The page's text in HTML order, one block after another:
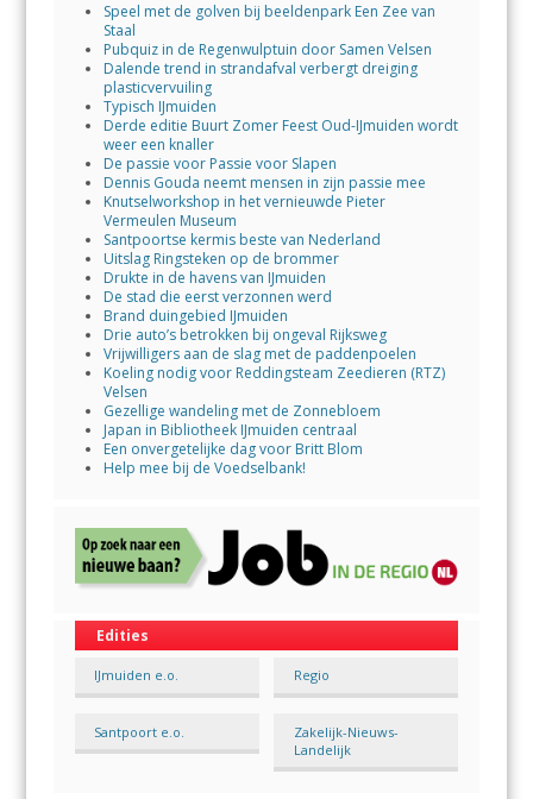
Speel met de golven bij beeldenpark Een Zee van
Staal
Pubquiz in de Regenwulptuin door Samen Velsen
Dalende trend in strandafval verbergt dreiging
plasticvervuiling
Typisch IJmuiden
Derde editie Buurt Zomer Feest Oud-IJmuiden wordt
weer een knaller
De passie voor Passie voor Slapen
Dennis Gouda neemt mensen in zijn passie mee
Knutselworkshop in het vernieuwde Pieter
Vermeulen Museum
Santpoortse kermis beste van Nederland
Uitslag Ringsteken op de brommer
Drukte in de havens van IJmuiden
De stad die eerst verzonnen werd
Brand duingebied IJmuiden
Drie auto’s betrokken bij ongeval Rijksweg
Vrijwilligers aan de slag met de paddenpoelen
Koeling nodig voor Reddingsteam Zeedieren (RTZ)
Velsen
Gezellige wandeling met de Zonnebloem
Japan in Bibliotheek IJmuiden centraal
Een onvergetelijke dag voor Britt Blom
Help mee bij de Voedselbank!
Edities
IJmuiden e.o. Regio
Santpoort e.o.
Zakelijk-Nieuws-
Landelijk